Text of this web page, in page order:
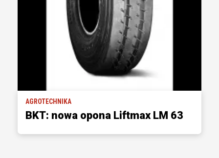
AGROTECHNIKA
BKT: nowa opona Liftmax LM 63